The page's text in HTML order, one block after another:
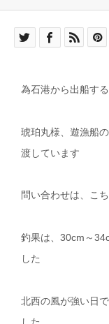
為石港から出船す
琥珀丸様、遊漁船
渡しています
問い合わせは、こ
釣果は、30cm～
した
北西の風が強い日